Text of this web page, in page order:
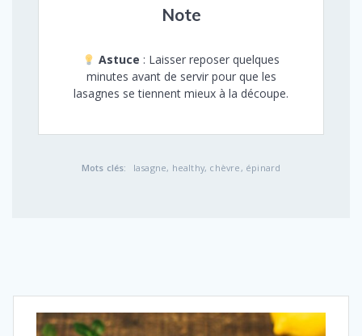
Note
Astuce : Laisser reposer quelques
minutes avant de servir pour que les
lasagnes se tiennent mieux à la découpe.
Mots clés: lasagne, healthy, chèvre, épinard